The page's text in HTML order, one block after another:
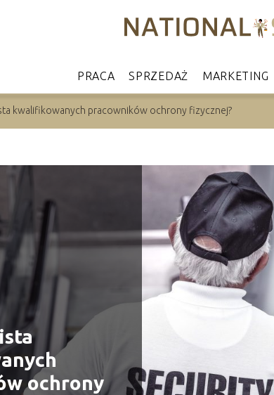
PRACA SPRZEDAŻ MARKETING
kwalifikowanych pracowników ochrony fizycznej?
ochrony